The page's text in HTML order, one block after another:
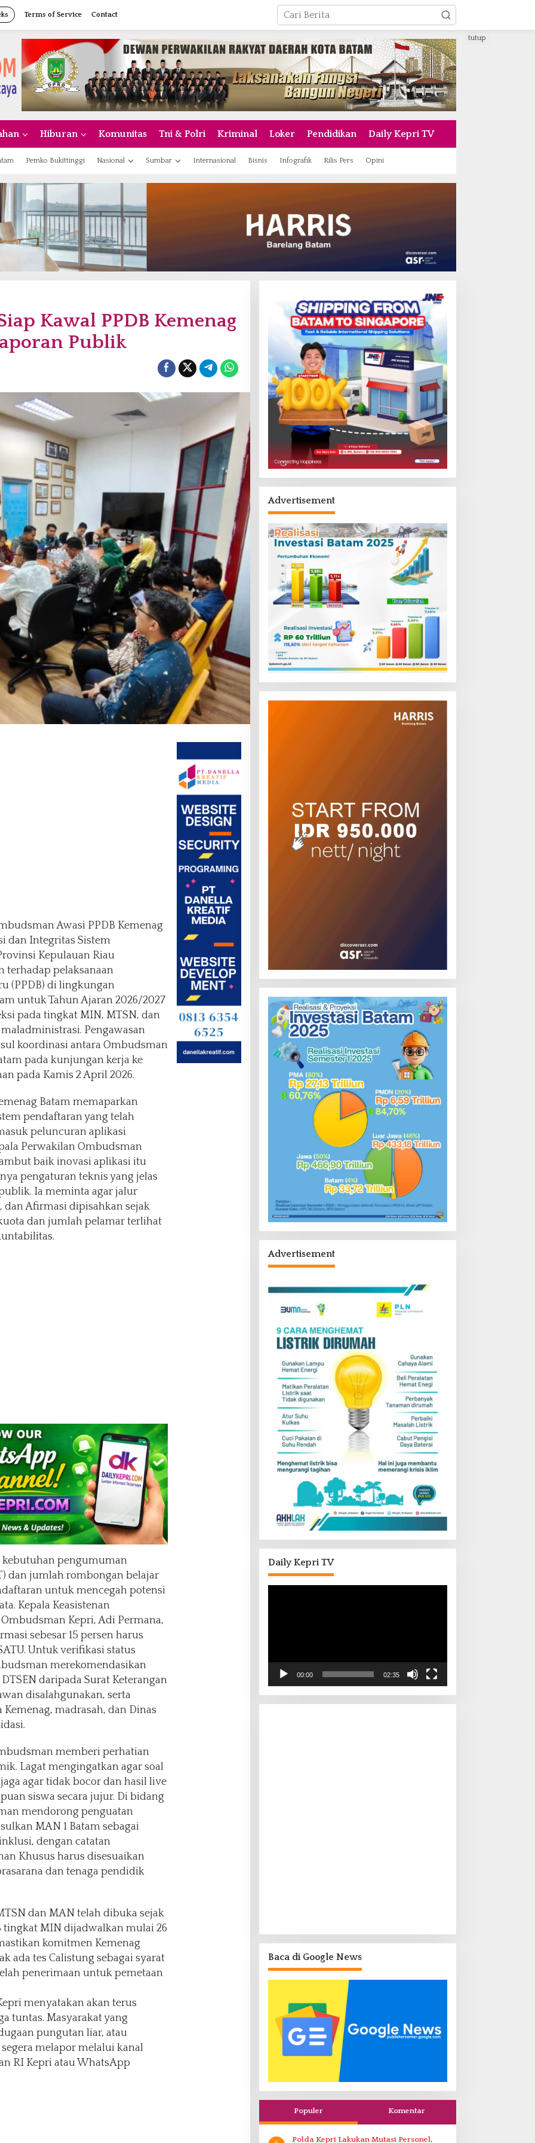
Terms of Service Contact
Hiburan Komunitas Tni & Polri Kriminal Loker Pendidikan Daily Kepri TV
Pemko Bukittinggi Nasional Sumbar Internasional Bisnis Infografik Rilis Pers Opini
tutup
Kawal PPDB Kemenag
Publik
Awasi PPDB Kemenag
dan Integritas Sistem
Kepulauan Riau
terhadap pelaksanaan
(PPDB) di lingkungan
untuk Tahun Ajaran 2026/2027
pada tingkat MIN, MTSN, dan
Pengawasan
koordinasi antara Ombudsman
pada kunjungan kerja ke
pada Kamis 2 April 2026.
Batam memaparkan
pendaftaran yang telah
peluncuran aplikasi
Perwakilan Ombudsman
baik inovasi aplikasi itu
pengaturan teknis yang jelas
Ia meminta agar jalur
dan Afirmasi dipisahkan sejak
dan jumlah pelamar terlihat
pengumuman
dan jumlah rombongan belajar
untuk mencegah potensi
Kepala Keasistenan
Kepri, Adi Permana,
sebesar 15 persen harus
Untuk verifikasi status
merekomendasikan
daripada Surat Keterangan
disalahgunakan, serta
madrasah, dan Dinas
memberi perhatian
Lagat mengingatkan agar soal
agar tidak bocor dan hasil live
siswa secara jujur. Di bidang
mendorong penguatan
MAN 1 Batam sebagai
dengan catatan
Khusus harus disesuaikan
dan tenaga pendidik
dan MAN telah dibuka sejak
tingkat MIN dijadwalkan mulai 26
komitmen Kemenag
ada tes Calistung sebagai syarat
penerimaan untuk pemetaan
menyatakan akan terus
tuntas. Masyarakat yang
pungutan liar, atau
melapor melalui kanal
RI Kepri atau WhatsApp
Advertisement
Advertisement
Daily Kepri TV
00:00 02:35
Baca di Google News
Populer Komentar
Polda Kepri Lakukan Mutasi Personel,